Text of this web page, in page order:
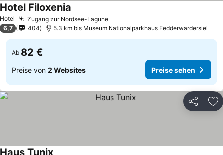
Hotel Zugang zur Nordsee-LagunePreise sehen
Hotel Filoxenia
6,7 404 5.3 km bis Museum Nationalparkhaus Fedderwardersiel
Ab 82 €
Preise von 2 Websites Preise sehen
Teilen
Haus Tunix